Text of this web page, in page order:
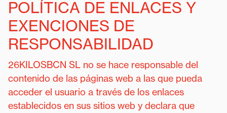
POLÍTICA DE ENLACES Y
EXENCIONES DE
RESPONSABILIDAD
26KILOSBCN SL no se hace responsable del
contenido de las páginas web a las que pueda
acceder el usuario a través de los enlaces
establecidos en sus sitios web y declara que